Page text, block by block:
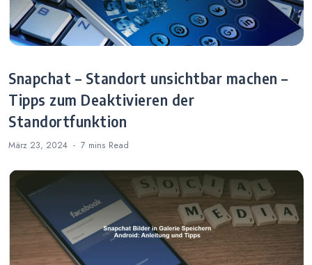
Snapchat – Standort unsichtbar machen –
Tipps zum Deaktivieren der
Standortfunktion
März 23, 2024 7 mins Read